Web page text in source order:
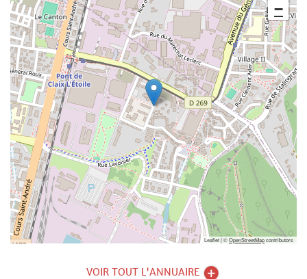
−
Leaflet | ©OpenStreetMapcontributors
VOIR TOUT L'ANNUAIRE